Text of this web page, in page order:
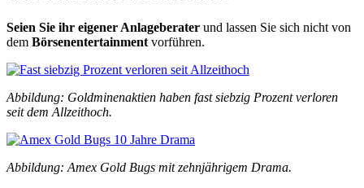
Seien Sie ihr eigener Anlageberater und lassen Sie sich nicht von
dem Börsenentertainment vorführen.
Abbildung: Goldminenaktien haben fast siebzig Prozent verloren
seit dem Allzeithoch.
Abbildung: Amex Gold Bugs mit zehnjährigem Drama.